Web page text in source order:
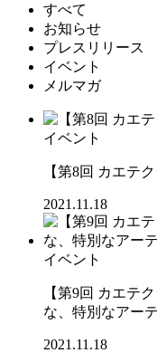
すべて
お知らせ
プレスリリース
イベント
メルマガ
イベント
【第8回 カエテ
2021.11.18
イベント
【第9回 カエテ
な、特別なアー
2021.11.18